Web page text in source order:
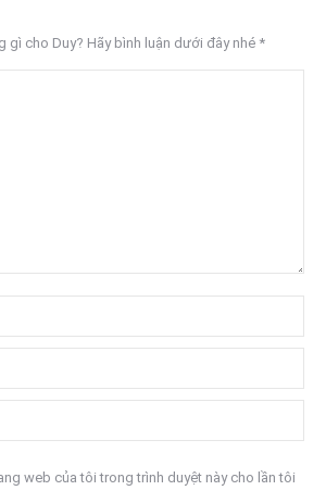
gì cho Duy? Hãy bình luận dưới đây nhé *
web của tôi trong trình duyệt này cho lần tôi